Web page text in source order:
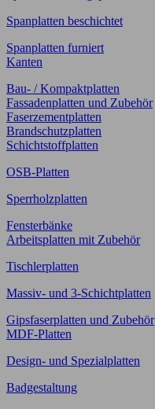
Spanplatten beschichtet
Spanplatten furniert
Kanten
Bau- / Kompaktplatten
Fassadenplatten und Zubehör
Faserzementplatten
Brandschutzplatten
Schichtstoffplatten
OSB-Platten
Sperrholzplatten
Fensterbänke
Arbeitsplatten mit Zubehör
Tischlerplatten
Massiv- und 3-Schichtplatten
Gipsfaserplatten und Zubehör
MDF-Platten
Design- und Spezialplatten
Badgestaltung